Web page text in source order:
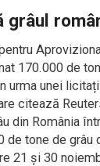
grâul
170.000 de
urma unei
citează
din România
de tone de grâu
21 și 30